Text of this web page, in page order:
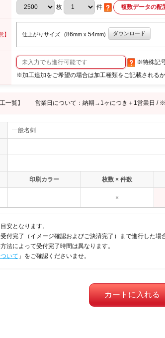
枚 件 複数データの配
】 仕上がりサイズ (86mm x 54mm) ダウンロード
※特殊記
※加工追加をご希望の場合は加工種類をご記載される
一覧】 営業日について：納期→1ヶにつき＋1営業日 / ※
一般名刺
印刷カラー 枚数 × 件数
×
安となります。
付完了（イメージ確認およびご決済完了）まで進行した場
法によって受付完了時間は異なります。
いて 」をご確認くださいませ。